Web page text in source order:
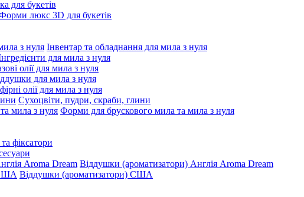
люкс 3D для букетів
Інвентар та обладнання для мила з нуля
для мила з нуля
олії для мила з нуля
для мила з нуля
олії для мила з нуля
Сухоцвіти, пудри, скраби, глини
Форми для брускового мила та мила з нуля
фіксатори
Віддушки (ароматизатори) Англія Aroma Dream
Віддушки (ароматизатори) США